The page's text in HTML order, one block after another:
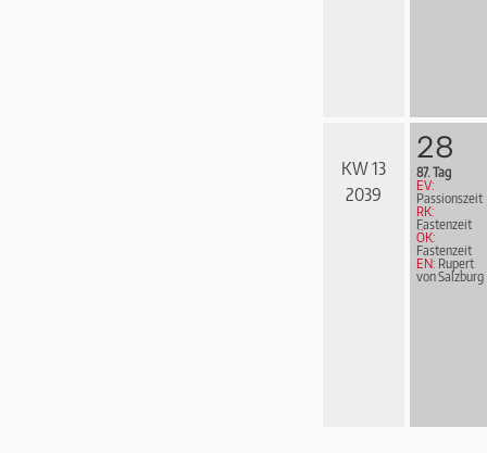
KW 13
2039
28
87. Tag
EV:
Passionszeit
RK:
Fastenzeit
ÖK:
Fastenzeit
EN: Rupert
von Salzburg